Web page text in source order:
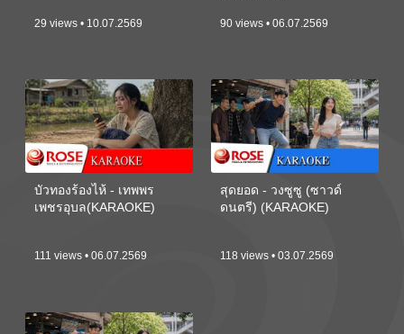
29 views • 10.07.2569 90 views • 06.07.2569
บัวทองร้องไห้ - เทพพร
เพชรอุบล(KARAOKE)
111 views • 06.07.2569
สุดยอด - วงซูซู (ซาวด์
ดนตรี) (KARAOKE)
118 views • 03.07.2569